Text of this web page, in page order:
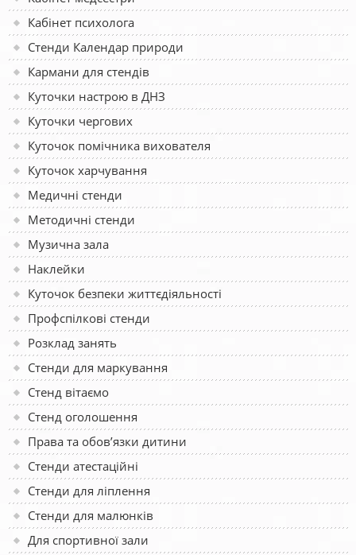
Кабінет психолога
Стенди Календар природи
Кармани для стендів
Куточки настрою в ДНЗ
Куточки чергових
Куточок помічника вихователя
Куточок харчування
Медичні стенди
Методичні стенди
Музична зала
Наклейки
Куточок безпеки життєдіяльності
Профспілкові стенди
Розклад занять
Стенди для маркування
Стенд вітаємо
Стенд оголошення
Права та обов’язки дитини
Стенди атестаційні
Стенди для ліплення
Стенди для малюнків
Для спортивної зали